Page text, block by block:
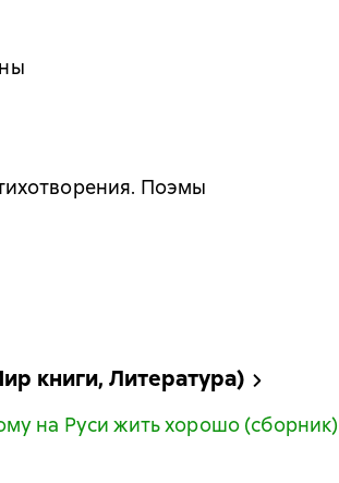
Поэмы
книги, Литература)
на Руси жить хорошо (сборник)